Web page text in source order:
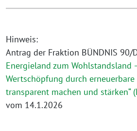
Hinweis:
Antrag der Fraktion BÜNDNIS 90/
Energieland zum Wohlstandsland
Wertschöpfung durch erneuerbare
transparent machen und stärken“
vom 14.1.2026